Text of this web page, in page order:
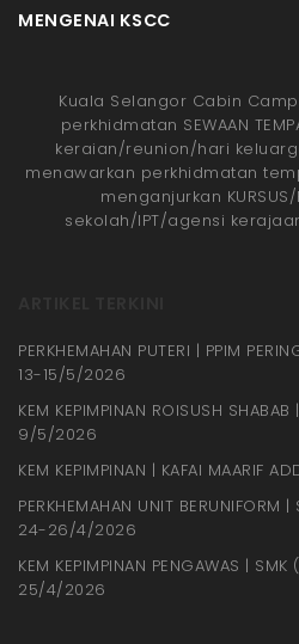
MENGENAI KSCC
Kuala Selangor Cabin
perkhidmatan SEWAAN
keraian/reunion/hari
menawarkan perkhidmatan
menganjurkan KURSUS/
sekolah/IPT/agensi
PERKHEMAHAN PUTERI | PPIM
13-15/5/2026
KEM KEPIMPINAN ROISUSH
9/5/2026
KEM KEPIMPINAN | KAFAI MAARIF
PERKHEMAHAN UNIT BERUNIFORM |
24-26/4/2026
KEM KEPIMPINAN PENGAWAS |
25/4/2026